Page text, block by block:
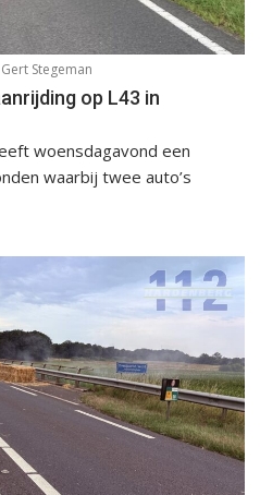
Gert Stegeman
op L43 in
woensdagavond een
waarbij twee auto’s